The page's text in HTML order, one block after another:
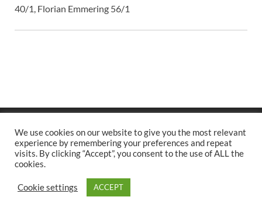
40/1, Florian Emmering 56/1
Stolz präsentiertWordPressundHitMag.
We use cookies on our website to give you the most relevant
experience by remembering your preferences and repeat
visits. By clicking “Accept”, you consent to the use of ALL the
cookies.
Cookie settings ACCEPT